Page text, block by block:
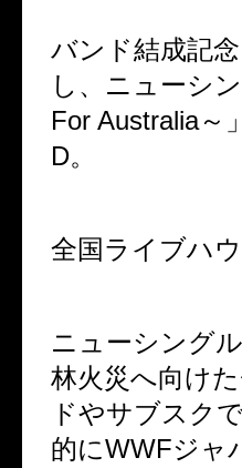
バンド結成記
し、 ニューシ
For Australia～」
D。
全国ライブハ
ニューシング
林火災へ向け
ドやサブスク
的にWWFジャ